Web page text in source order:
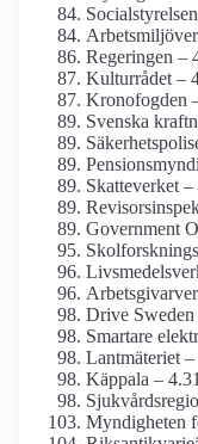
Regeringen –
Kulturrådet –
Kronofogden
Svenska
Skatteverket –
Government
Drive Sweden
Smartare
Lantmäteriet –
Käppala – 4.31
Myndigheten